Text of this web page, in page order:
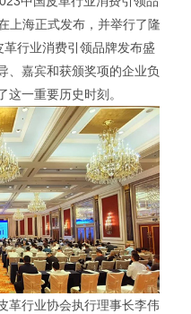
上海正式发布，并举行了隆
行业消费引领品牌发布盛
、嘉宾和获颁奖项的企业负
这一重要历史时刻。
革行业协会执行理事长李伟